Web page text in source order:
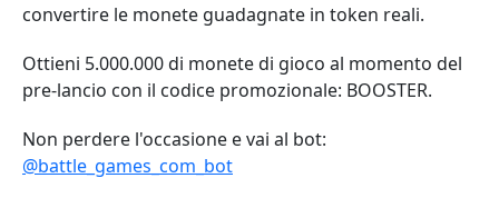
convertire le monete guadagnate in token reali.
Ottieni 5.000.000 di monete di gioco al momento del
pre-lancio con il codice promozionale: BOOSTER.
Non perdere l'occasione e vai al bot:
@battle_games_com_bot